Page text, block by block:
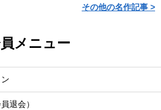
その他の名作記事 >
メニュー
退会）